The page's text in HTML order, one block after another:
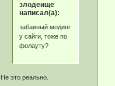
злодеище
написал(а):
забавный модинг
у сайги, тоже по
фолауту?
Не это реально.